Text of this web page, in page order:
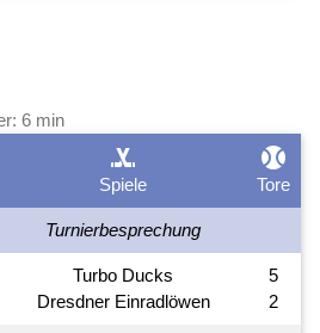
6 min
sports_hockey
Spiele
sports_baseball
Tore
Turnierbesprechung
Turbo Ducks
Dresdner Einradlöwen
5
2